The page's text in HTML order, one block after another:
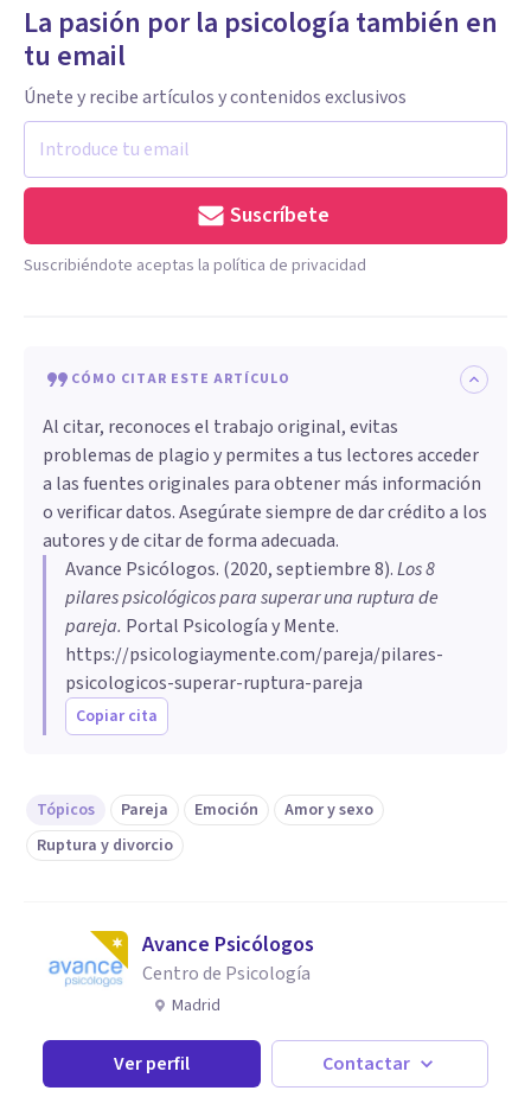
La pasión por la psicología también en
tu email
Únete y recibe artículos y contenidos exclusivos
Suscríbete
Suscribiéndote aceptas la política de privacidad
CÓMO CITAR ESTE ARTÍCULO
Al citar, reconoces el trabajo original, evitas
problemas de plagio y permites a tus lectores acceder
a las fuentes originales para obtener más información
o verificar datos. Asegúrate siempre de dar crédito a los
autores y de citar de forma adecuada.
Avance Psicólogos. (2020, septiembre 8).Los 8
pilares psicológicos para superar una ruptura de
pareja. Portal Psicología y Mente.
https://psicologiaymente.com/pareja/pilares-
psicologicos-superar-ruptura-pareja
Copiar cita
Tópicos Pareja Emoción
Amor y sexo
Ruptura y divorcio
Avance Psicólogos
Centro de Psicología
Madrid
Ver perfil Contactar